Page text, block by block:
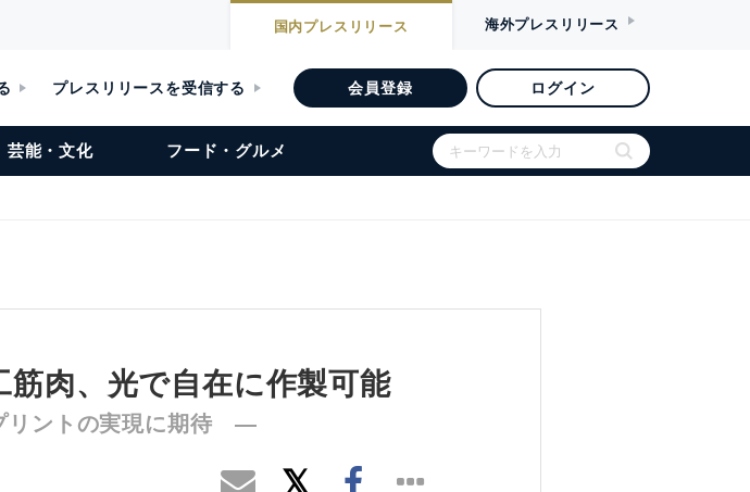
国内プレスリリース 海外プレスリリース
プレスリリースを受信する 会員登録 ログイン
芸能・文化 フード・グルメ
肉、光で自在に作製可能
リントの実現に期待 ―